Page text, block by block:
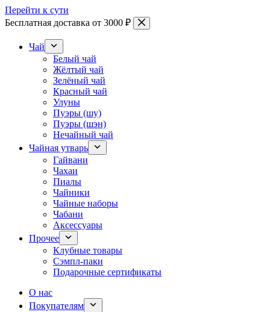
Перейти к сути
Бесплатная доставка от 3000 ₽
Чай
Белый чай
Жёлтый чай
Зелёный чай
Красный чай
Улуны
Пуэры (шу)
Пуэры (шэн)
Нечайный чай
Чайная утварь
Гайвани
Чахаи
Пиалы
Чайники
Чайные наборы
Чабани
Аксессуары
Прочее
Клубные товары
Сэмпл-паки
Подарочные сертификаты
О нас
Покупателям